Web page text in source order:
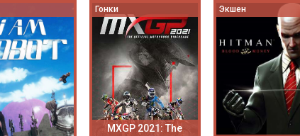
Гонки
MXGP 2021: The
Экшен